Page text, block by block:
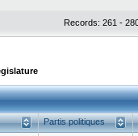
Records: 261 -
Partis politiques